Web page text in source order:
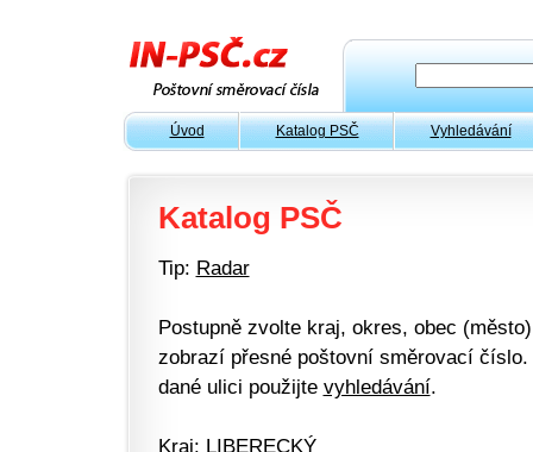
Úvod Katalog PSČ Vyhledávání
Katalog PSČ
Tip: Radar
Postupně zvolte kraj, okres, obec
zobrazí přesné poštovní směrovací
dané ulici použijte vyhledávání.
Kraj: LIBERECKÝ